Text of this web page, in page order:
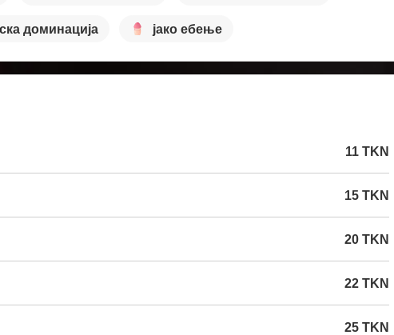
доминација јако ебење
11 TKN
15 TKN
20 TKN
22 TKN
25 TKN